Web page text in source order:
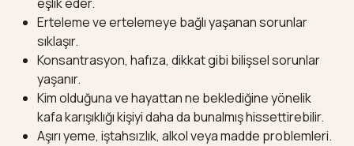
eşlik eder.
Erteleme ve ertelemeye bağlı yaşanan sorunlar
sıklaşır.
Konsantrasyon, hafıza, dikkat gibi bilişsel sorunlar
yaşanır.
Kim olduğuna ve hayattan ne beklediğine yönelik
kafa karışıklığı kişiyi daha da bunalmış hissettirebilir.
Aşırı yeme, iştahsızlık, alkol veya madde problemleri.